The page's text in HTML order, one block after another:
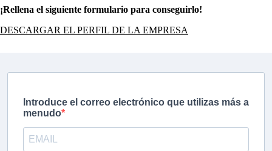
¡Rellena el siguiente formulario para conseguirlo!
DESCARGAR EL PERFIL DE LA EMPRESA
Introduce el correo electrónico que utilizas más a
menudo